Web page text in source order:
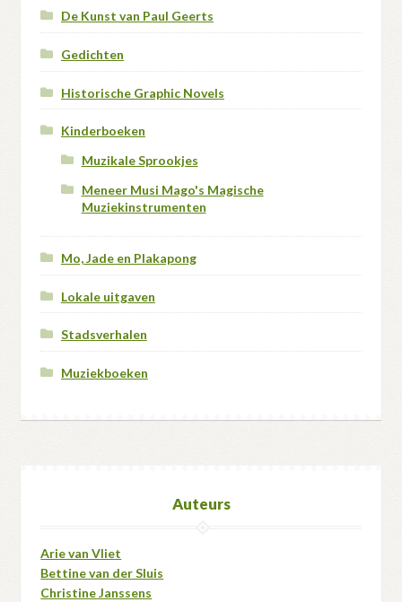
De Kunst van Paul Geerts
Gedichten
Historische Graphic Novels
Kinderboeken
Muzikale Sprookjes
Meneer Musi Mago's Magische
Muziekinstrumenten
Mo, Jade en Plakapong
Lokale uitgaven
Stadsverhalen
Muziekboeken
Auteurs
Arie van Vliet
Bettine van der Sluis
Christine Janssens